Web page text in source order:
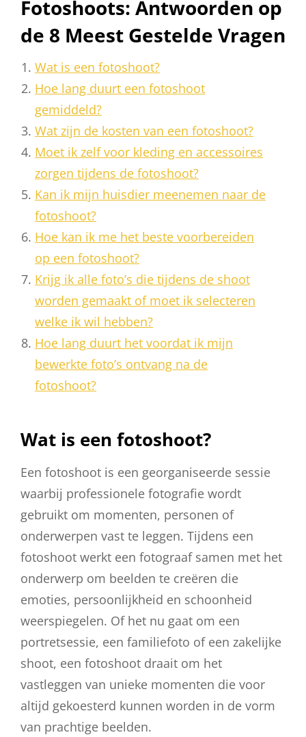
Fotoshoots: Antwoorden op
de 8 Meest Gestelde Vragen
Wat is een fotoshoot?
Hoe lang duurt een fotoshoot
gemiddeld?
Wat zijn de kosten van een fotoshoot?
Moet ik zelf voor kleding en accessoires
zorgen tijdens de fotoshoot?
Kan ik mijn huisdier meenemen naar de
fotoshoot?
Hoe kan ik me het beste voorbereiden
op een fotoshoot?
Krijg ik alle foto’s die tijdens de shoot
worden gemaakt of moet ik selecteren
welke ik wil hebben?
Hoe lang duurt het voordat ik mijn
bewerkte foto’s ontvang na de
fotoshoot?
Wat is een fotoshoot?
Een fotoshoot is een georganiseerde sessie
waarbij professionele fotografie wordt
gebruikt om momenten, personen of
onderwerpen vast te leggen. Tijdens een
fotoshoot werkt een fotograaf samen met het
onderwerp om beelden te creëren die
emoties, persoonlijkheid en schoonheid
weerspiegelen. Of het nu gaat om een
portretsessie, een familiefoto of een zakelijke
shoot, een fotoshoot draait om het
vastleggen van unieke momenten die voor
altijd gekoesterd kunnen worden in de vorm
van prachtige beelden.